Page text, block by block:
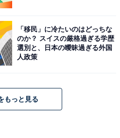
イ弁当」を9月5日まで限定発
「豚ロースタレカツと牛焼肉
6日から期間限定で
「移民」に冷たいのはどっちな
のか？ スイスの厳格過ぎる学歴
選別と、日本の曖昧過ぎる外国
人政策
もっと見る